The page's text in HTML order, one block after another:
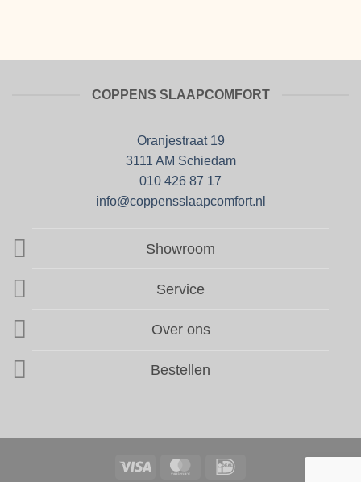
COPPENS SLAAPCOMFORT
Oranjestraat 19
3111 AM Schiedam
010 426 87 17
info@coppensslaapcomfort.nl
Showroom
Service
Over ons
Bestellen
Visa MasterCard